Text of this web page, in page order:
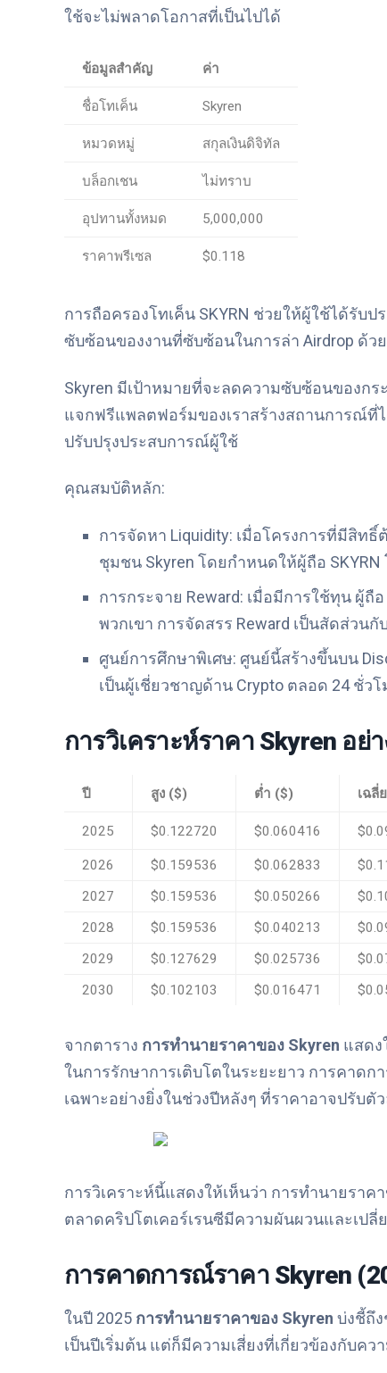
ใช้จะไม่พลาดโอกาสที่เป็นไปได้
ข้อมูลสำคัญ ค่า
ชื่อโทเค็น Skyren
หมวดหมู่ สกุลเงินดิจิทัล
บล็อกเชน ไม่ทราบ
อุปทานทั้งหมด 5,000,000
ราคาพรีเซล $0.118
การถือครองโทเค็น SKYRN ช่วยให้ผู้ใช้ได้รับ
ซับซ้อนของงานที่ซับซ้อนในการล่า Airdrop ด้
Skyren มีเป้าหมายที่จะลดความซับซ้อนของกร
แจกฟรีแพลตฟอร์มของเราสร้างสถานการณ์ที่ไ
ปรับปรุงประสบการณ์ผู้ใช้
คุณสมบัติหลัก:
การจัดหา Liquidity: เมื่อโครงการที่มีสิท
ชุมชน Skyren โดยกำหนดให้ผู้ถือ
การกระจาย Reward: เมื่อมีการใช้ทุน ผู้ถื
พวกเขา การจัดสรร Reward เป็นสัดส่วน
ศูนย์การศึกษาพิเศษ: ศูนย์นี้สร้างขึ้นบน
เป็นผู้เชี่ยวชาญด้าน Crypto ตลอด 24 ชั่ว
การวิเคราะห์ราคา Skyren อย่
ปี สูง ($) ต่ำ ($) เฉลี่
2025 $0.122720 $0.060416
2026 $0.159536 $0.062833
2027
$0.159536 $0.050266
2028
$0.159536 $0.040213
2029
$0.127629 $0.025736
2030
$0.102103 $0.016471
จากตาราง การทำนายราคาของ Skyren แสดง
ในการรักษาการเติบโตในระยะยาว การคาด
เฉพาะอย่างยิ่งในช่วงปีหลังๆ ที่ราคาอาจปรับ
การวิเคราะห์นี้แสดงให้เห็นว่า การทำนายรา
ตลาดคริปโตเคอร์เรนซีมีความผันผวนและเปลี่
การคาดการณ์ราคา Skyren
ในปี 2025 การทำนายราคาของ Skyren บ่งชี้ถึ
เป็นปีเริ่มต้น แต่ก็มีความเสี่ยงที่เกี่ยวข้องกับค